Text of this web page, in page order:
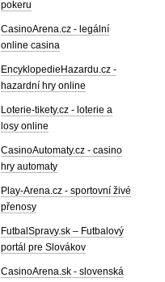
pokeru
CasinoArena.cz - legální
online casina
EncyklopedieHazardu.cz -
hazardní hry online
Loterie-tikety.cz - loterie a
losy online
CasinoAutomaty.cz - casino
hry automaty
Play-Arena.cz - sportovní živé
přenosy
FutbalSpravy.sk – Futbalový
portál pre Slovákov
CasinoArena.sk - slovenská